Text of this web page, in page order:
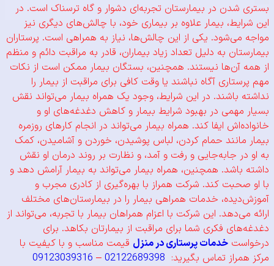
در بیمارستان تجربه‌ای دشوار و گاه ترسناک است. در
بیمار علاوه بر بیماری خود، با چالش‌های دیگری نیز
یکی از این چالش‌ها، نیاز به همراهی است. پرستاران
به دلیل تعداد زیاد بیماران، قادر به مراقبت دائم و منظم
آن‌ها نیستند. همچنین، بستگان بیمار ممکن است از نکات
آگاه نباشند یا وقت کافی برای مراقبت از بیمار را
باشند. در این شرایط، وجود یک همراه بیمار می‌تواند نقش
در بهبود شرایط بیمار و کاهش دغدغه‌های او و
ایفا کند. همراه بیمار می‌تواند در انجام کارهای روزمره
حمام کردن، لباس پوشیدن، خوردن و آشامیدن، کمک
جابه‌جایی و رفت و آمد، و نظارت بر روند درمان او نقش
همچنین، همراه بیمار می‌تواند به بیمار آرامش دهد و
کند. شرکت همراز با بهره‌گیری از کادری مجرب و
خدمات همراهی بیمار را در بیمارستان‌های مختلف
این شرکت با اعزام همراهان بیمار با تجربه، می‌تواند از
فکری شما برای مراقبت از بیمارتان بکاهد. برای
خدمات پرستاری در منزلقیمت مناسب و با کیفیت با
تماس بگیرید:02122689398
–
09123039316